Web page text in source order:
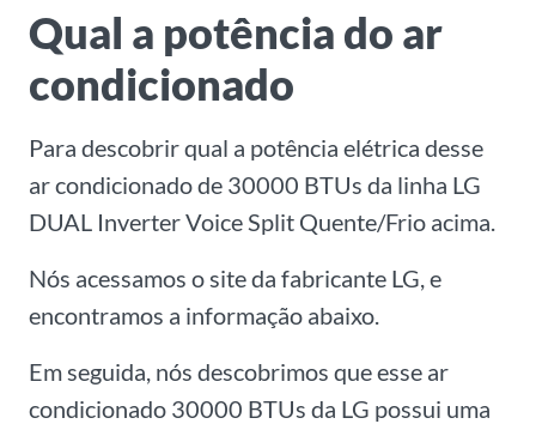
Qual a potência do ar
condicionado
Para descobrir qual a potência elétrica desse
ar condicionado de 30000 BTUs da linha LG
DUAL Inverter Voice Split Quente/Frio acima.
Nós acessamos o site da fabricante LG, e
encontramos a informação abaixo.
Em seguida, nós descobrimos que esse ar
condicionado 30000 BTUs da LG possui uma